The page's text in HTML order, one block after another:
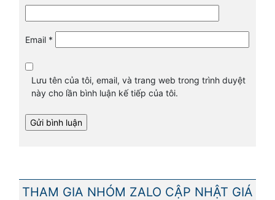
Email *
Lưu tên của tôi, email, và trang web trong trình duyệt
này cho lần bình luận kế tiếp của tôi.
THAM GIA NHÓM ZALO CẬP NHẬT GIÁ